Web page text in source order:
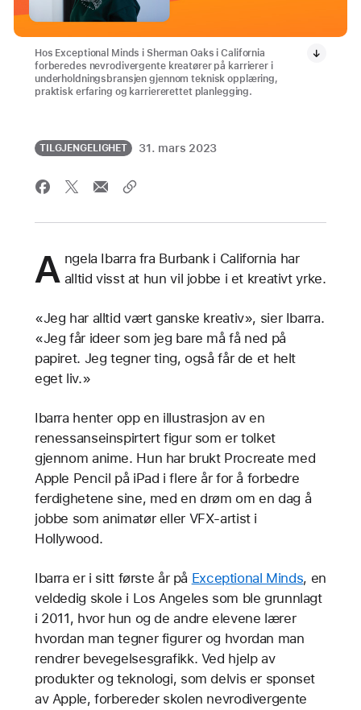
Hos Exceptional Minds i Sherman Oaks i California
forberedes nevrodivergente kreatører på karrierer i
underholdningsbransjen gjennom teknisk opplæring,
praktisk erfaring og karriererettet planlegging.
TILGJENGELIGHET 31. mars 2023
A ngela Ibarra fra Burbank i California har
alltid visst at hun vil jobbe i et kreativt yrke.
«Jeg har alltid vært ganske kreativ», sier Ibarra.
«Jeg får ideer som jeg bare må få ned på
papiret. Jeg tegner ting, også får de et helt
eget liv.»
Ibarra henter opp en illustrasjon av en
renessanseinspirtert figur som er tolket
gjennom anime. Hun har brukt Procreate med
Apple Pencil på iPad i flere år for å forbedre
ferdighetene sine, med en drøm om en dag å
jobbe som animatør eller VFX-artist i
Hollywood.
Ibarra er i sitt første år på Exceptional Minds, en
veldedig skole i Los Angeles som ble grunnlagt
i 2011, hvor hun og de andre elevene lærer
hvordan man tegner figurer og hvordan man
rendrer bevegelsesgrafikk. Ved hjelp av
produkter og teknologi, som delvis er sponset
av Apple, forbereder skolen nevrodivergente